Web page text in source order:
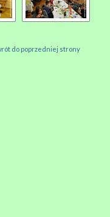
do poprzedniej strony